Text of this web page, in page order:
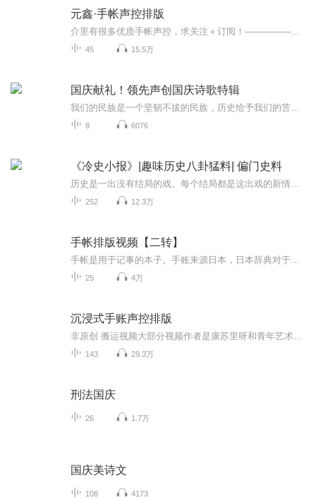
元鑫·手帐声控排版
45 15.5万
国庆献礼！领先声创国庆诗歌特辑
8 6076
《冷史小报》|趣味历史八卦猛料| 偏门史料
252 12.3万
手帐排版视频【二转】
25 4万
沉浸式手账声控排版
143 29.3万
刑法国庆
26 1.7万
国庆美诗文
108 4173